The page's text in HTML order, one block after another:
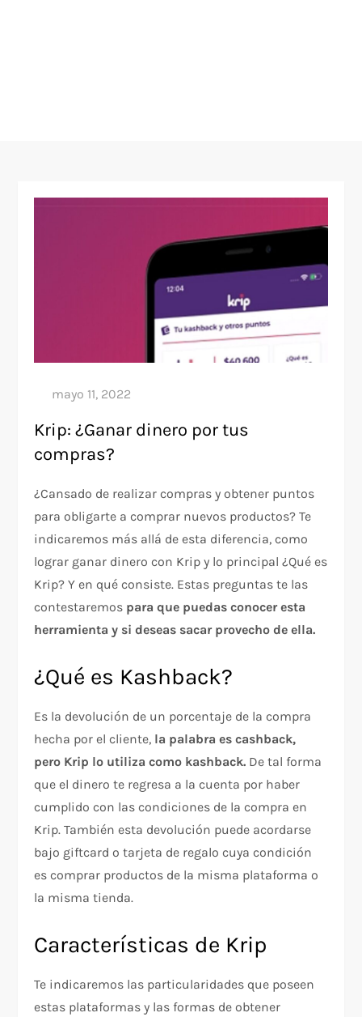
Krip: ¿Ganar dinero por tus
compras?
¿Cansado de realizar compras y obtener puntos
para obligarte a comprar nuevos productos? Te
indicaremos más allá de esta diferencia, como
lograr ganar dinero con Krip y lo principal ¿Qué es
Krip? Y en qué consiste. Estas preguntas te las
contestaremos para que puedas conocer esta
herramienta y si deseas sacar provecho de ella.
¿Qué es Kashback?
Es la devolución de un porcentaje de la compra
hecha por el cliente, la palabra es cashback,
pero Krip lo utiliza como kashback. De tal forma
que el dinero te regresa a la cuenta por haber
cumplido con las condiciones de la compra en
Krip. También esta devolución puede acordarse
bajo giftcard o tarjeta de regalo cuya condición
es comprar productos de la misma plataforma o
la misma tienda.
Características de Krip
Te indicaremos las particularidades que poseen
estas plataformas y las formas de obtener